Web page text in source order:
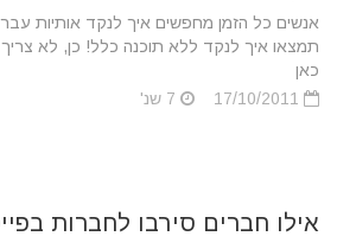
אנשים כל הזמן מחפשים איך לנקד אותיות
תמצאו איך לנקד ללא תוכנה כלל! כן, לא
כאן
אילו חברים סירבו לחברות